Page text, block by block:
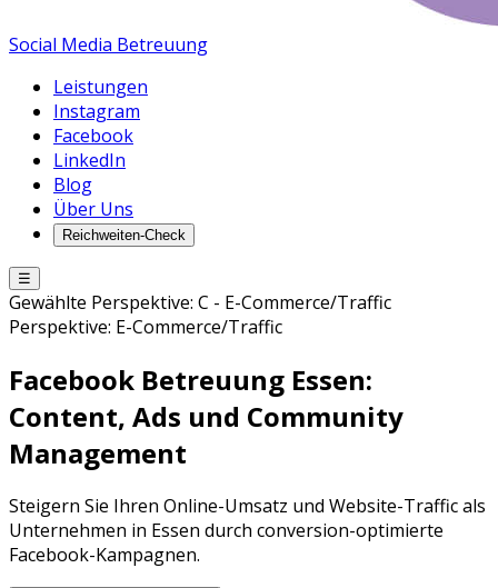
Social Media Betreuung
Leistungen
Instagram
Facebook
LinkedIn
Blog
Über Uns
Reichweiten-Check
☰
Gewählte Perspektive: C - E-Commerce/Traffic
Perspektive: E-Commerce/Traffic
Facebook Betreuung Essen:
Content, Ads und Community
Management
Steigern Sie Ihren Online-Umsatz und Website-Traffic als
Unternehmen in Essen durch conversion-optimierte
Facebook-Kampagnen.